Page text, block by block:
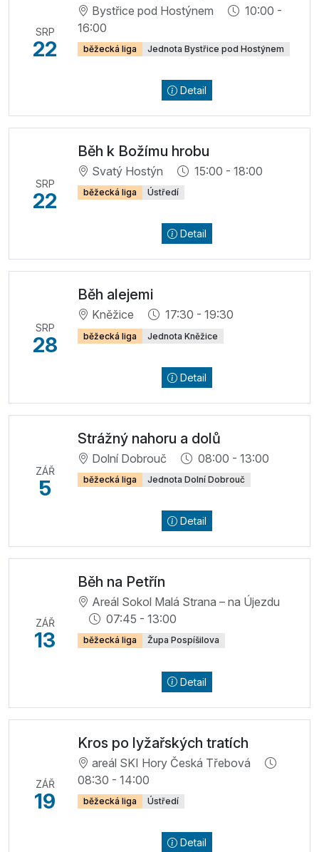
SRP
22
Bystřice pod Hostýnem
10:00 -
16:00
běžecká liga Jednota Bystřice pod Hostýnem
Detail
SRP
22
Běh k Božímu hrobu
Svatý Hostýn 15:00 - 18:00
běžecká liga Ústředí
Detail
SRP
28
Běh alejemi
Kněžice 17:30 - 19:30
běžecká liga Jednota Kněžice
Detail
ZÁŘ
5
Strážný nahoru a dolů
Dolní Dobrouč 08:00 - 13:00
běžecká liga Jednota Dolní Dobrouč
Detail
ZÁŘ
13
Běh na Petřín
Areál Sokol Malá Strana – na Újezdu
07:45 - 13:00
běžecká liga Župa Pospíšilova
Detail
ZÁŘ
19
Kros po lyžařských tratích
areál SKI Hory Česká Třebová
08:30 - 14:00
běžecká liga Ústředí
Detail